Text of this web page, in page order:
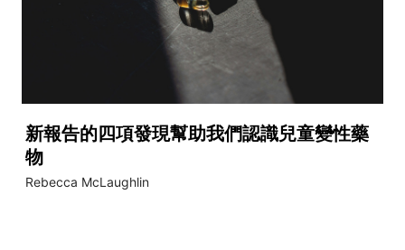
新報告的四項發現幫助我們認識兒童變性藥
物
Rebecca McLaughlin